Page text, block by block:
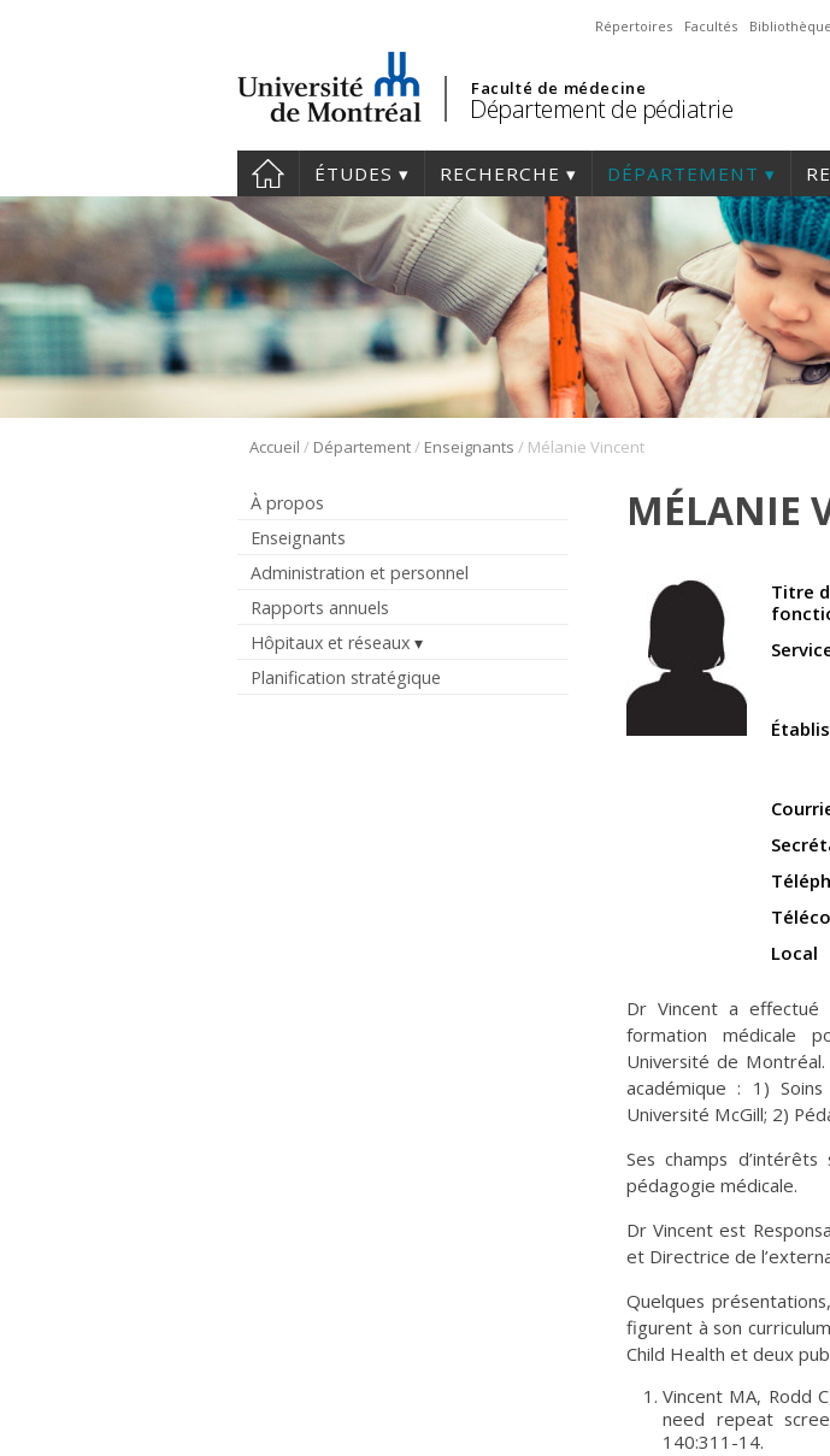
Répertoires Facultés
Faculté de médecine
Département de pédiatrie
ÉTUDES RECHERCHE DÉPARTEMENT
Accueil / Département/ Enseignants / Mélanie Vincent
À propos
Enseignants
Administration et personnel
Rapports annuels
Hôpitaux et réseaux
Planification stratégique
MÉLANIE
Titre
Local
Dr Vincent a effectué
formation médicale
Université de
académique : 1)
Université McGill; 2)
Ses champs
pédagogie médicale.
Dr Vincent est
et Directrice de
Quelques
figurent à son
Child Health et deux
Vincent MA, Rodd
need repeat
140:311-14.